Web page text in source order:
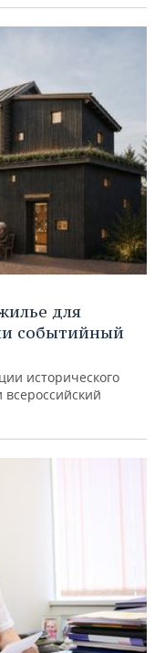
для
событийный
исторического
всероссийский